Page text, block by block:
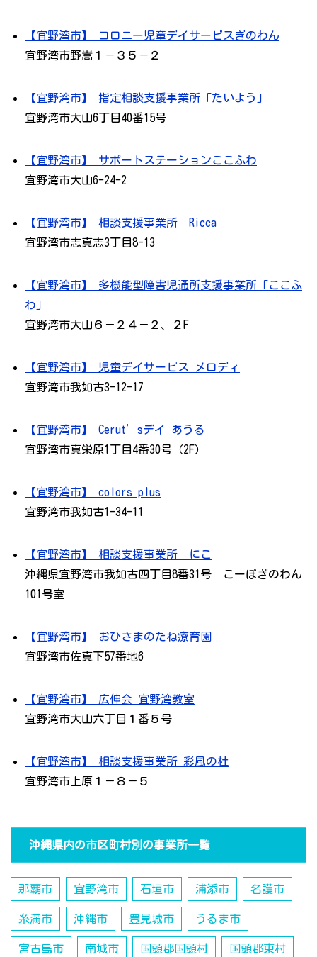
【宜野湾市】 コロニー児童デイサービスぎのわん
宜野湾市野嵩１－３５－２
【宜野湾市】 指定相談支援事業所「たいよう」
宜野湾市大山6丁目40番15号
【宜野湾市】 サポートステーションここふわ
宜野湾市大山6-24-2
【宜野湾市】 相談支援事業所 Ricca
宜野湾市志真志3丁目8-13
【宜野湾市】 多機能型障害児通所支援事業所「ここふ
わ」
宜野湾市大山６－２４－２、２F
【宜野湾市】 児童デイサービス メロディ
宜野湾市我如古3-12-17
【宜野湾市】 Cerut’sデイ あうる
宜野湾市真栄原1丁目4番30号（2F）
【宜野湾市】 colors plus
宜野湾市我如古1-34-11
【宜野湾市】 相談支援事業所 にこ
沖縄県宜野湾市我如古四丁目8番31号 こーぽぎのわん
101号室
【宜野湾市】 おひさまのたね療育園
宜野湾市佐真下57番地6
【宜野湾市】 広伸会 宜野湾教室
宜野湾市大山六丁目１番５号
【宜野湾市】 相談支援事業所 彩風の杜
宜野湾市上原１－８－５
沖縄県内の市区町村別の事業所一覧
那覇市 宜野湾市 石垣市 浦添市 名護市
糸満市 沖縄市 豊見城市 うるま市
宮古島市 南城市 国頭郡国頭村 国頭郡東村